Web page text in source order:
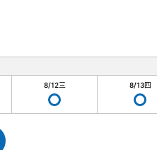
8/12三 8/13四